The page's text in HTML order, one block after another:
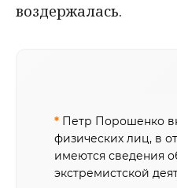
воздержалась.
* Петр Порошенко
физических лиц, в
имеются сведения
экстремистской